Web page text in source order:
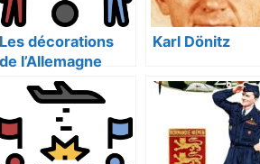
Les décorations
de l’Allemagne
Karl Dönitz